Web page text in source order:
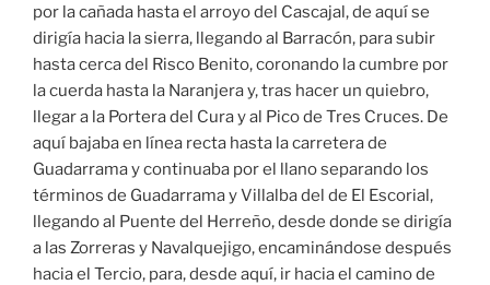
por la cañada hasta el arroyo del Cascajal, de aquí se
dirigía hacia la sierra, llegando al Barracón, para subir
hasta cerca del Risco Benito, coronando la cumbre por
la cuerda hasta la Naranjera y, tras hacer un quiebro,
llegar a la Portera del Cura y al Pico de Tres Cruces. De
aquí bajaba en línea recta hasta la carretera de
Guadarrama y continuaba por el llano separando los
términos de Guadarrama y Villalba del de El Escorial,
llegando al Puente del Herreño, desde donde se dirigía
a las Zorreras y Navalquejigo, encaminándose después
hacia el Tercio, para, desde aquí, ir hacia el camino de